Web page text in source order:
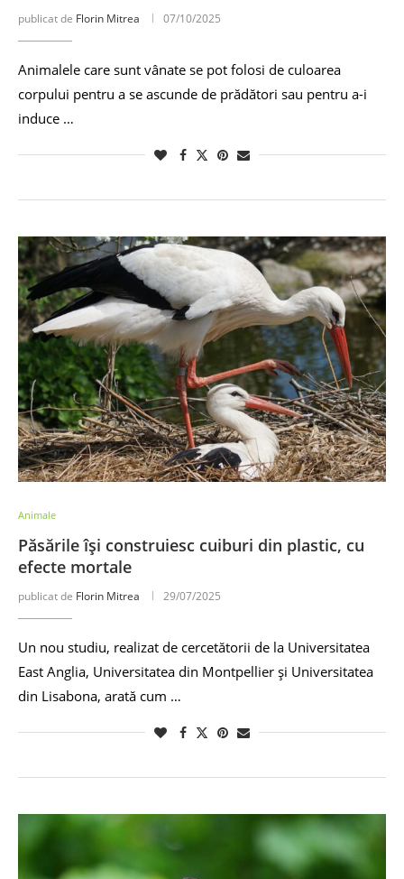
publicat de Florin Mitrea 07/10/2025
Animalele care sunt vânate se pot folosi de culoarea
corpului pentru a se ascunde de prădători sau pentru a-i
induce …
Animale
Păsările își construiesc cuiburi din plastic, cu
efecte mortale
publicat de Florin Mitrea 29/07/2025
Un nou studiu, realizat de cercetătorii de la Universitatea
East Anglia, Universitatea din Montpellier și Universitatea
din Lisabona, arată cum …